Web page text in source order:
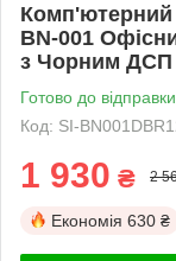
Комп'ютерний
BN-001
з Чорним ДСП
Готово до відправки
Код: SI-
1 930 ₴ 2
Економія 630 ₴